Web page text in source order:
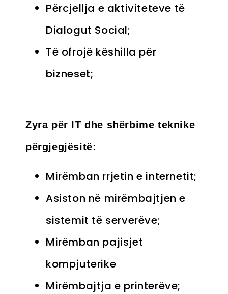
Përcjellja e aktiviteteve të
Dialogut Social;
Të ofrojë këshilla për
bizneset;
Zyra për IT dhe shërbime teknike
përgjegjësitë:
Mirëmban rrjetin e internetit;
Asiston në mirëmbajtjen e
sistemit të serverëve;
Mirëmban pajisjet
kompjuterike
Mirëmbajtja e printerëve;